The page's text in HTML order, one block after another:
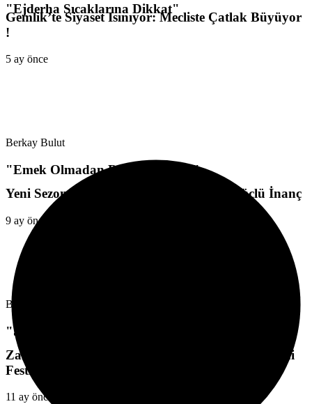
Gemlik’te Siyaset Isınıyor: Mecliste Çatlak Büyüyor
!
5 ay önce
Yeni Sezon Aynı Hedef: 3. Lig Yolunda Güçlü İnanç
9 ay önce
Zamanla Ruhunu Yitiren Festival “Gemlik Zeytini
Festivali”
11 ay önce
"Ejderha Sıcaklarına Dikkat"
Berkay Bulut
"Emek Olmadan Bereket Olmaz"
Berkay Bulut
"Sağduyu Nerede Kayboldu?"